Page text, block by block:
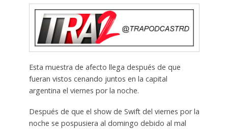
Esta muestra de afecto llega después de que
fueran vistos cenando juntos en la capital
argentina el viernes por la noche.
Después de que el show de Swift del viernes por la
noche se pospusiera al domingo debido al mal